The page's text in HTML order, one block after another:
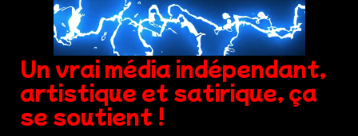
Un vrai média indépendant,
artistique et satirique, ça
se soutient !